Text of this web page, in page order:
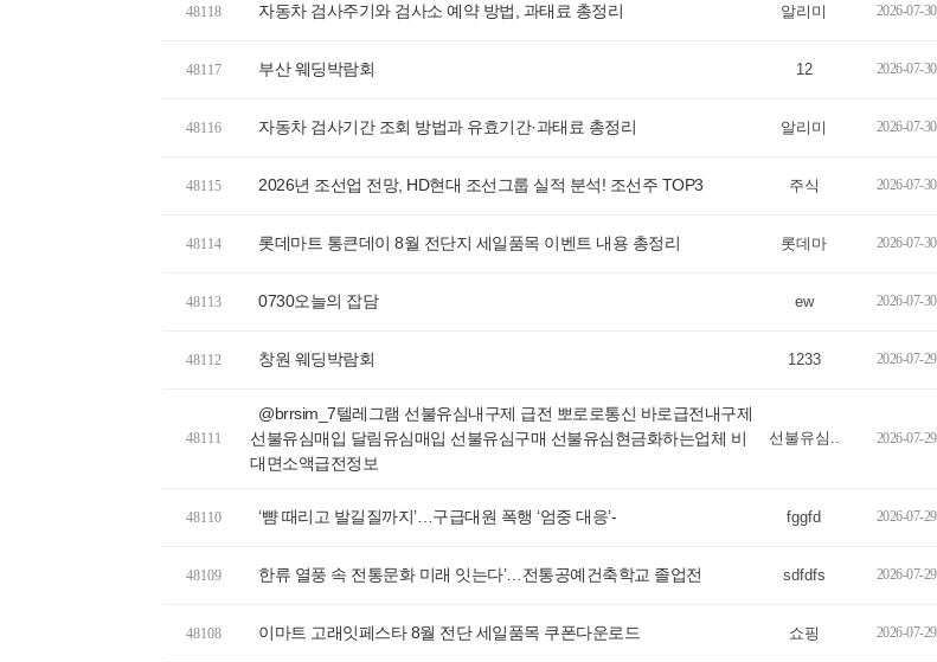
48118 자동차 검사주기와 검사소 예약 방법, 과태료 총정리 알리미 2026-07-30
48117 부산 웨딩박람회 12 2026-07-30
48116 자동차 검사기간 조회 방법과 유효기간·과태료 총정리 알리미 2026-07-30
48115 2026년 조선업 전망, HD현대 조선그룹 실적 분석! 조선주 TOP3 주식 2026-07-30
48114 롯데마트 통큰데이 8월 전단지 세일품목 이벤트 내용 총정리 롯데마 2026-07-30
48113 0730오늘의 잡담 ew 2026-07-30
48112 창원 웨딩박람회 1233 2026-07-29
48111
@brrsim_7텔레그램 선불유심내구제 급전 뽀로로통신 바로급전내구제
선불유심매입 달림유심매입 선불유심구매 선불유심현금화하는업체 비
대면소액급전정보
선불유심.. 2026-07-29
48110 ‘뺨 때리고 발길질까지’…구급대원 폭행 ‘엄중 대응’- fggfd 2026-07-29
48109 한류 열풍 속 전통문화 미래 잇는다’…전통공예건축학교 졸업전 sdfdfs 2026-07-29
48108 이마트 고래잇페스타 8월 전단 세일품목 쿠폰다운로드 쇼핑 2026-07-29